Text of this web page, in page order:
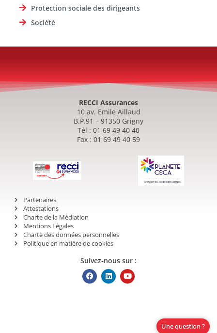
Protection sociale des dirigeants
Société
RECCI Assurances
10 av. Emile Aillaud
B.P.91 – 91350 Grigny
Tél : 01 69 49 40 40
Fax : 01 69 49 40 59
Partenaires
Attestations
Charte de la Médiation
Mentions Légales
Charte des données personnelles
Politique en matière de cookies
Une question ?
Suivez-nous sur :